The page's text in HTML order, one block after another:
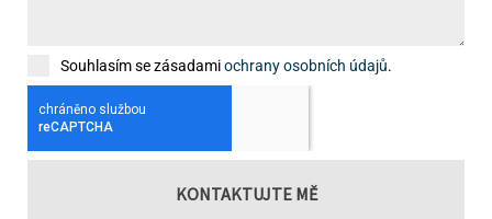
Souhlasím se zásadamiochrany osobních údajů.
KONTAKTUJTE MĚ